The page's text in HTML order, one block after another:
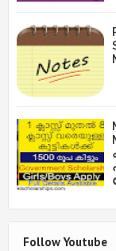
Follow Youtube